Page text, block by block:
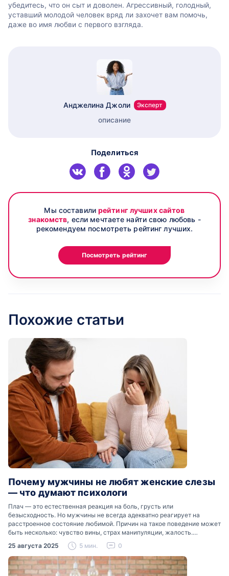
убедитесь, что он сыт и доволен. Агрессивный, голодный,
уставший молодой человек вряд ли захочет вам помочь,
даже во имя любви с первого взгляда.
Анджелина Джоли Эксперт
описание
Поделиться
Мы составилирейтинг лучших сайтов
знакомств, если мечтаете найти свою любовь -
рекомендуем посмотреть рейтинг лучших.
Посмотреть рейтинг
Похожие статьи
Почему мужчины не любят женские слезы
— что думают психологи
Плач — это естественная реакция на боль, грусть или
безысходность. Но мужчины не всегда адекватно реагирует на
расстроенное состояние любимой. Причин на такое поведение может
быть несколько: чувство вины, страх манипуляции, жалость.
Разобраться, почему мужчины боятся женских слез, помогут советы
психологов…
25 августа 2025 5 мин. 0